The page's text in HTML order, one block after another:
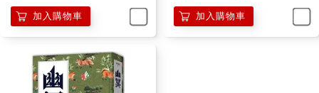
加入購物車 加入購物車